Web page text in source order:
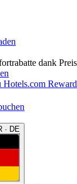
dank
Hotels.com
· DE